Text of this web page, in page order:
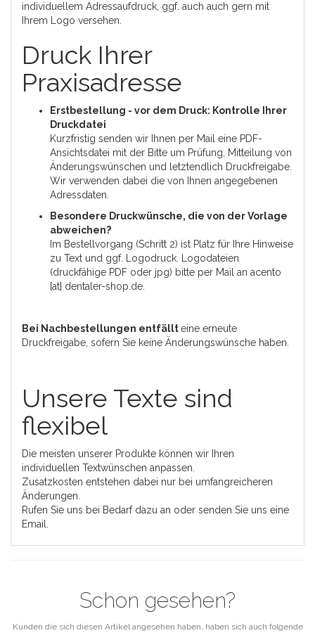
individuellem Adressaufdruck, ggf. auch auch gern mit
Ihrem Logo versehen.
Druck Ihrer
Praxisadresse
Erstbestellung - vor dem Druck: Kontrolle Ihrer
Druckdatei
Kurzfristig senden wir Ihnen per Mail eine PDF-
Ansichtsdatei mit der Bitte um Prüfung, Mitteilung von
Änderungswünschen und letztendlich Druckfreigabe.
Wir verwenden dabei die von Ihnen angegebenen
Adressdaten.
Besondere Druckwünsche, die von der Vorlage
abweichen?
Im Bestellvorgang (Schritt 2) ist Platz für Ihre Hinweise
zu Text und ggf. Logodruck. Logodateien
(druckfähige PDF oder jpg) bitte per Mail an acento
[at] dentaler-shop.de.
Bei Nachbestellungen entfällteine erneute
Druckfreigabe, sofern Sie keine Änderungswünsche haben.
Unsere Texte sind
flexibel
Die meisten unserer Produkte können wir Ihren
individuellen Textwünschen anpassen.
Zusatzkosten entstehen dabei nur bei umfangreicheren
Änderungen.
Rufen Sie uns bei Bedarf dazu an oder senden Sie uns eine
Email.
Schon gesehen?
Kunden die sich diesen Artikel angesehen haben, haben sich auch folgende